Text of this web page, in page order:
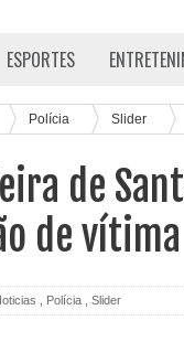
ESPORTES
Polícia Slider
de
de
Polícia Slider